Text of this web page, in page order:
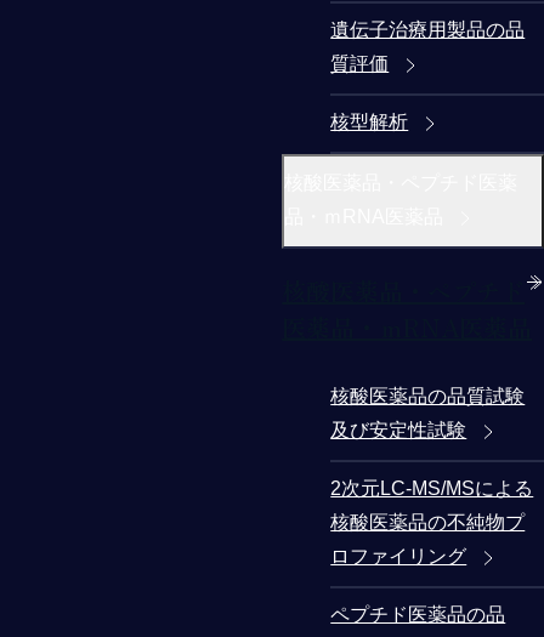
遺伝子治療用製品の品
質評価
核型解析
核酸医薬品の品質試験
及び安定性試験
2次元LC-MS/MSによる
核酸医薬品の不純物プ
ロファイリング
ペプチド医薬品の品